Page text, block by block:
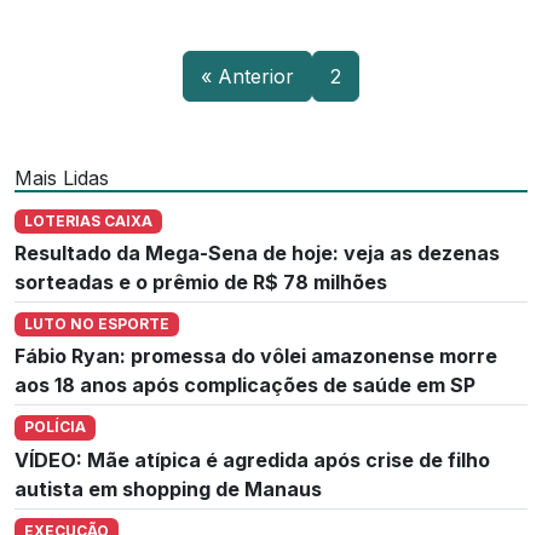
« Anterior 2
Mais Lidas
LOTERIAS CAIXA
Resultado da Mega-Sena de hoje: veja as dezenas
sorteadas e o prêmio de R$ 78 milhões
LUTO NO ESPORTE
Fábio Ryan: promessa do vôlei amazonense morre
aos 18 anos após complicações de saúde em SP
POLÍCIA
VÍDEO: Mãe atípica é agredida após crise de filho
autista em shopping de Manaus
EXECUÇÃO